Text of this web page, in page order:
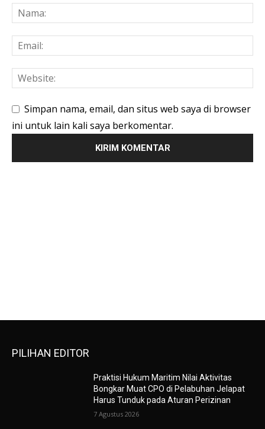
Simpan nama, email, dan situs web saya di browser
ini untuk lain kali saya berkomentar.
PILIHAN EDITOR
Praktisi Hukum Maritim Nilai Aktivitas
Bongkar Muat CPO di Pelabuhan Jelapat
Harus Tunduk pada Aturan Perizinan
7 Agustus 2026